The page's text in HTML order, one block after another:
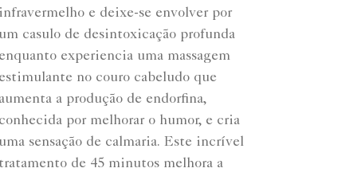
e deixe-se envolver por
casulo de desintoxicação profunda
experiencia uma massagem
no couro cabeludo que
a produção de endorfina,
por melhorar o humor, e cria
sensação de calmaria. Este incrível
de 45 minutos melhora a